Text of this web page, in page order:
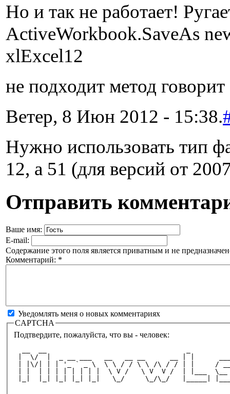
Но и так не работает!
ActiveWorkbook.SaveAs
xlExcel12
не подходит метод говорит
Ветер, 8 Июн 2012 - 15:38.
Нужно использовать тип
12, а 51 (для версий от
Отправить
Ваше имя:
E-mail:
Содержание этого поля является приватным и не
Комментарий: *
Уведомлять меня о новых комментариях
CAPTCHA
Подтвердите, пожалуйста, что вы - человек:
|  \/  |  _ __ ___   __   __ __      __ | |
| |\/| | | '_ ` _ \  \ \ / / \ \ /\ / / | |     /
| |  | | | | | | | |  \ V /   \ V  V /  | |___  \__
|_|  |_| |_| |_| |_|   \_/     \_/\_/   |_____|